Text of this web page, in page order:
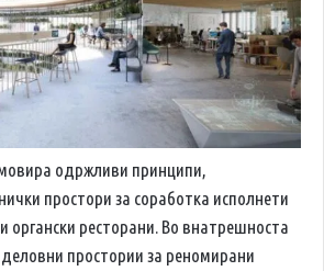
одржливи принципи,
простори за соработка исполнети
органски ресторани. Во внатрешноста
простории за реномирани